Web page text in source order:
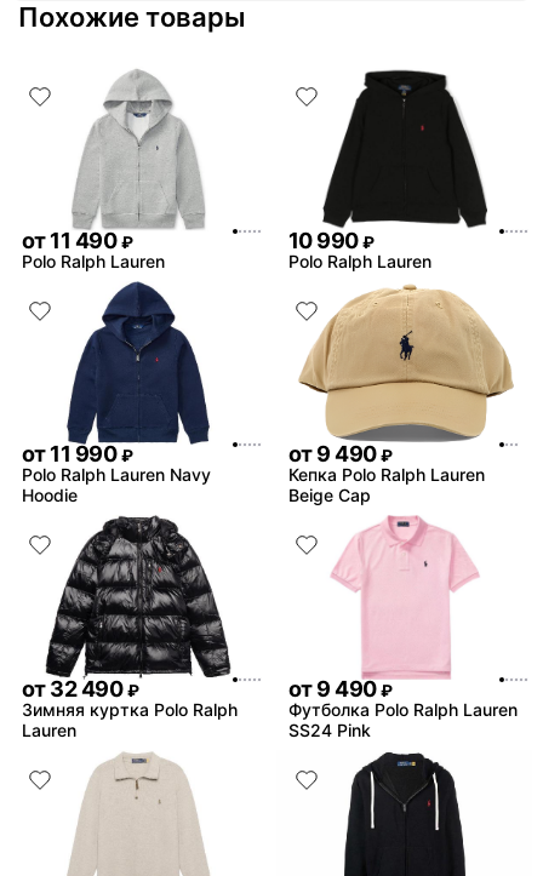
Ответ
Благодарим за отзыв 🦄
не соответствует
возникли какие-либо
заказом - напишите в
поддержки
операторы помогут
сложившуюся ситуацию
Похожие товары
от11 490 ₽
Polo Ralph Lauren
10 990 ₽
Polo Ralph Lauren
от11 990 ₽
Polo Ralph Lauren Navy
Hoodie
от9 490 ₽
Кепка Polo Ralph Lauren
Beige Cap
от32 490 ₽
Зимняя куртка Polo Ralph
Lauren
от9 490 ₽
Футболка Polo Ralph Lauren
SS24 Pink